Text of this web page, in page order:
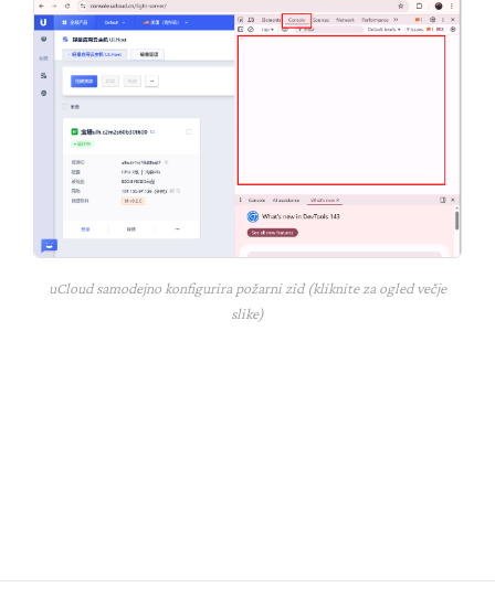
uCloud samodejno konfigurira požarni zid (kliknite za ogled večje
slike)